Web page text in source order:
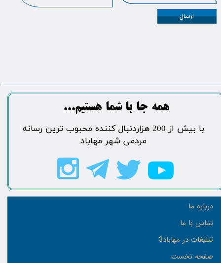
ارسال
درباره ما
تماس با ما
تبلیغات در مهاباد3
صفحه نخست
​​​همه جا با شما هستیم...​​​​​​​​​​​​​​
​با بیش از 200 هزاردنبال کننده محبوب ترین رسانه
مردمی شهر مهاباد​​​​​​​​​​​​​​